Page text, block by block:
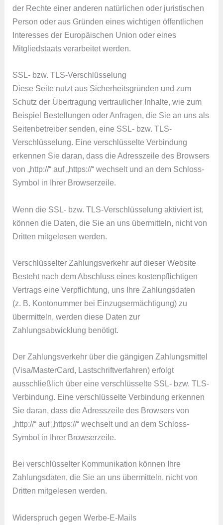
der Rechte einer anderen natürlichen oder juristischen
Person oder aus Gründen eines wichtigen öffentlichen
Interesses der Europäischen Union oder eines
Mitgliedstaats verarbeitet werden.
SSL- bzw. TLS-Verschlüsselung
Diese Seite nutzt aus Sicherheitsgründen und zum
Schutz der Übertragung vertraulicher Inhalte, wie zum
Beispiel Bestellungen oder Anfragen, die Sie an uns als
Seitenbetreiber senden, eine SSL- bzw. TLS-
Verschlüsselung. Eine verschlüsselte Verbindung
erkennen Sie daran, dass die Adresszeile des Browsers
von „http://“ auf „https://“ wechselt und an dem Schloss-
Symbol in Ihrer Browserzeile.
Wenn die SSL- bzw. TLS-Verschlüsselung aktiviert ist,
können die Daten, die Sie an uns übermitteln, nicht von
Dritten mitgelesen werden.
Verschlüsselter Zahlungsverkehr auf dieser Website
Besteht nach dem Abschluss eines kostenpflichtigen
Vertrags eine Verpflichtung, uns Ihre Zahlungsdaten
(z. B. Kontonummer bei Einzugsermächtigung) zu
übermitteln, werden diese Daten zur
Zahlungsabwicklung benötigt.
Der Zahlungsverkehr über die gängigen Zahlungsmittel
(Visa/MasterCard, Lastschriftverfahren) erfolgt
ausschließlich über eine verschlüsselte SSL- bzw. TLS-
Verbindung. Eine verschlüsselte Verbindung erkennen
Sie daran, dass die Adresszeile des Browsers von
„http://“ auf „https://“ wechselt und an dem Schloss-
Symbol in Ihrer Browserzeile.
Bei verschlüsselter Kommunikation können Ihre
Zahlungsdaten, die Sie an uns übermitteln, nicht von
Dritten mitgelesen werden.
Widerspruch gegen Werbe-E-Mails